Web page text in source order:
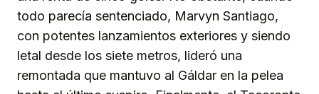
todo parecía sentenciado, Marvyn Santiago,
con potentes lanzamientos exteriores y siendo
letal desde los siete metros, lideró una
remontada que mantuvo al Gáldar en la pelea